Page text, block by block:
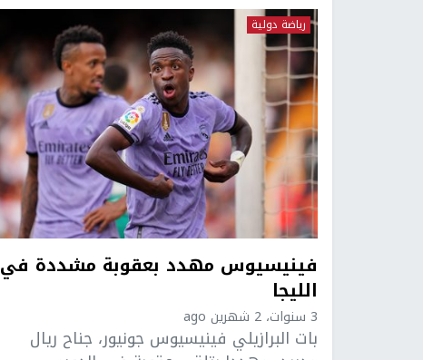
رياضة دولية
فينيسيوس مهدد بعقوبة مشددة في
الليجا
3 سنوات، 2 شهرين ago
بات البرازيلي فينيسيوس جونيور، جناح ريال